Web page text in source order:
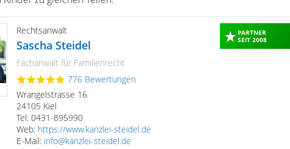
PARTNER
SEIT 2008
Rechtsanwalt
Sascha Steidel
Fachanwalt für Familienrecht
776 Bewertungen
Wrangelstrasse 16
24105 Kiel
Tel: 0431-895990
Web: https://www.kanzlei-steidel.de
E-Mail: info@kanzlei-steidel.de